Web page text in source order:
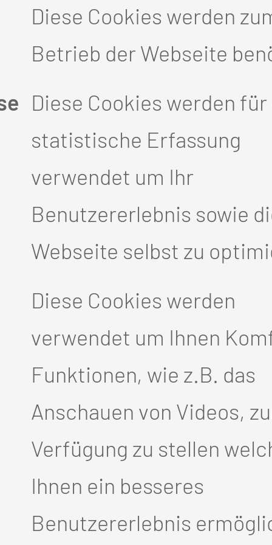
der psychosozialen
und Krebspatienten und
wichtigsten
Flyer
AMBULANTEN
und
für die täglichen Übungen
Talk“
und den Körper
Diese Cookies werden
Betrieb der Webseite
Diese Cookies werden für
statistische Erfassung
verwendet um Ihr
Benutzererlebnis sowie
Webseite selbst zu
Diese Cookies werden
verwendet um Ihnen
Funktionen, wie z.B. das
Anschauen von Videos,
Verfügung zu stellen
Ihnen ein besseres
Benutzererlebnis